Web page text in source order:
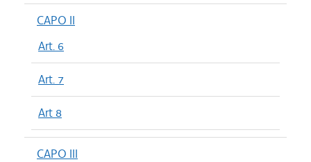
CAPO II
Art. 6
Art. 7
Art 8
CAPO III